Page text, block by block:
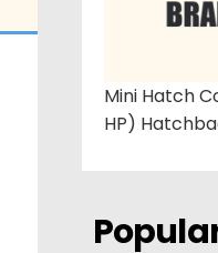
Mini Hatch
HP)